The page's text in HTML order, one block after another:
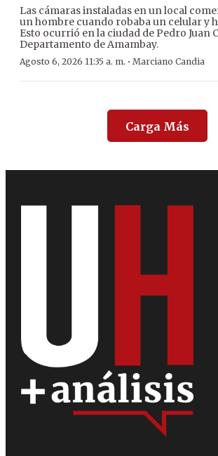
Las cámaras instaladas en un local
un hombre cuando robaba un celular y
Esto ocurrió en la ciudad de Pedro Juan
Departamento de Amambay.
Agosto 6, 2026 11:35 a. m. · Marciano Candia
Carga Más